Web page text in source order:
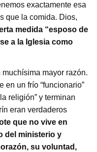
exactamente esa
que la comida. Dios,
medida “esposo de
a la Iglesia como
mayor razón.
un frío “funcionario”
religión” y terminan
eran verdaderos
que no vive en
del ministerio y
su voluntad,